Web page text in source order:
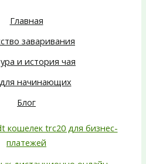
Главная
заваривания
и история чая
начинающих
Блог
кошелек trc20 для бизнес-
платежей